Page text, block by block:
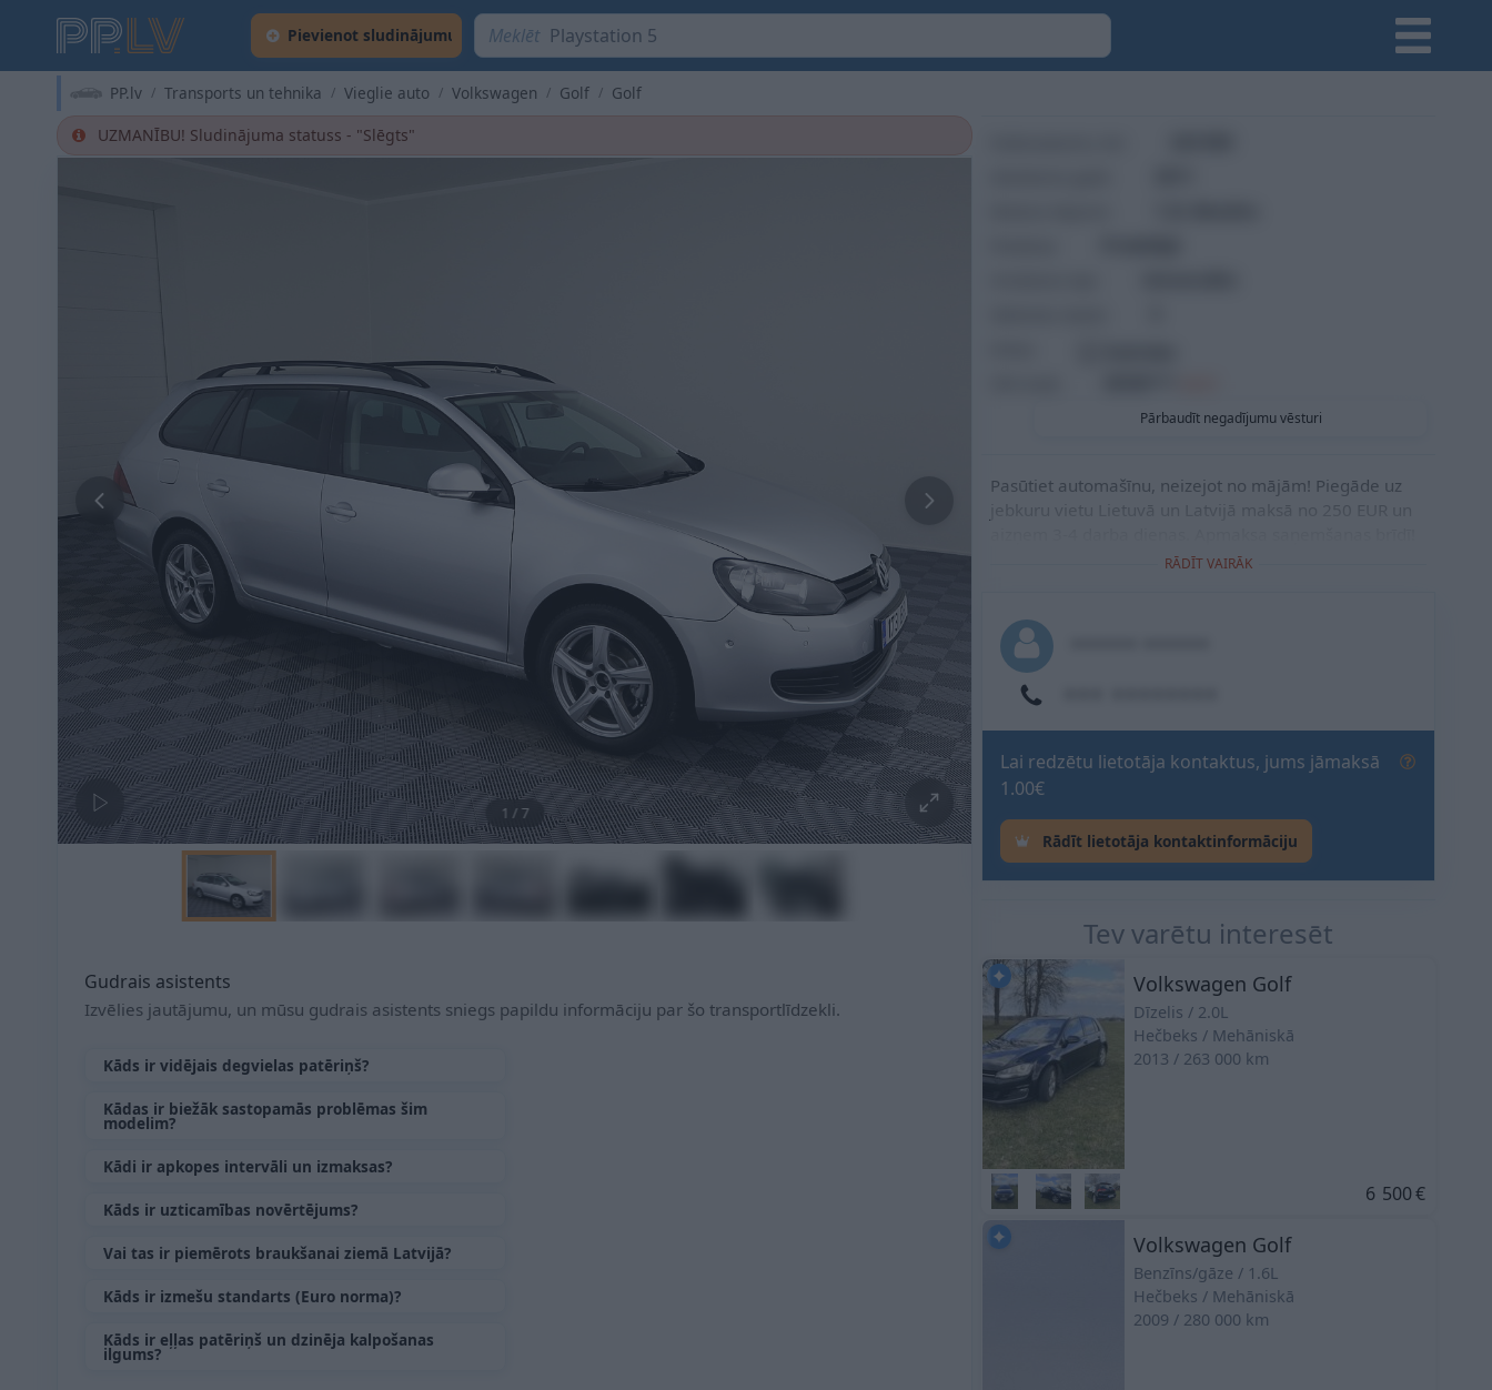
Pievienot sludinājumu
Playstation 5
PP.lv Transports un tehnika Vieglie auto Volkswagen Golf
Golf
UZMANĪBU! Sludinājuma statuss - "Slēgts"
Vēlies sazināties? Aktivizē
1 / 7
Gudrais asistents
Izvēlies jautājumu, un mūsu gudrais asistents sniegs papildu informāciju par šo transportlīdzekli.
Kāds ir vidējais degvielas patēriņš?
Kādas ir biežāk sastopamās problēmas šim
modelim?
Kādi ir apkopes intervāli un izmaksas?
Kāds ir uzticamības novērtējums?
Vai tas ir piemērots braukšanai ziemā Latvijā?
Kāds ir izmešu standarts (Euro norma)?
Kāds ir eļļas patēriņš un dzinēja kalpošanas
ilgums?
Pārbaudīt negadījumu vēsturi
Pasūtiet automašīnu, neizejot no mājām! Piegāde uz
RĀDĪT VAIRĀK
Lai redzētu lietotāja kontaktus, jums jāmaksā
1.00€
Rādīt lietotāja kontaktinformāciju
Tev varētu interesēt
Volkswagen Golf
6 500€
Dīzelis
2.0L
Hečbeks
Mehāniskā
2013
263 000 km
Volkswagen Golf
Benzīns/gāze
1.6L
Hečbeks
Mehāniskā
2009
280 000 km